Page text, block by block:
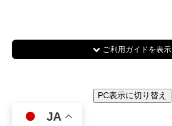
ご利用ガイドを表示
PC表示に切り替え
JA